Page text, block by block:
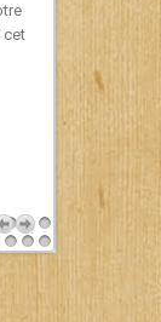
cet
Next